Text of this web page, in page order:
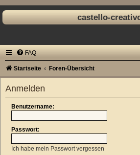
castello-
FAQ
Startseite Foren-Übersicht
Anmelden
Benutzername:
Passwort:
Ich habe mein Passwort vergessen